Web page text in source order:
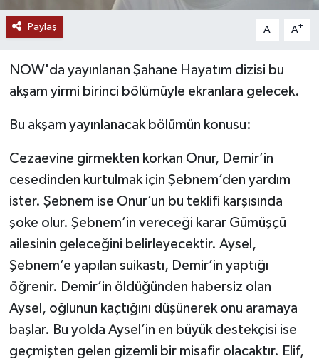
Paylaş A- A+
NOW'da yayınlanan Şahane Hayatım dizisi bu
akşam yirmi birinci bölümüyle ekranlara gelecek.
Bu akşam yayınlanacak bölümün konusu:
Cezaevine girmekten korkan Onur, Demir’in
cesedinden kurtulmak için Şebnem’den yardım
ister. Şebnem ise Onur’un bu teklifi karşısında
şoke olur. Şebnem’in vereceği karar Gümüşçü
ailesinin geleceğini belirleyecektir. Aysel,
Şebnem’e yapılan suikastı, Demir’in yaptığı
öğrenir. Demir’in öldüğünden habersiz olan
Aysel, oğlunun kaçtığını düşünerek onu aramaya
başlar. Bu yolda Aysel’in en büyük destekçisi ise
geçmişten gelen gizemli bir misafir olacaktır. Elif,